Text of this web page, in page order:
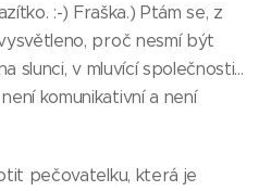
:-) Fraška.) Ptám se, z
proč nesmí být
slunci, v mluvící společnosti...
komunikativní a není
pečovatelku, která je